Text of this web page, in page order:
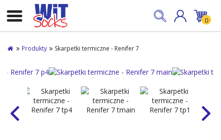
0
Produkty Skarpetki termiczne - Renifer 7